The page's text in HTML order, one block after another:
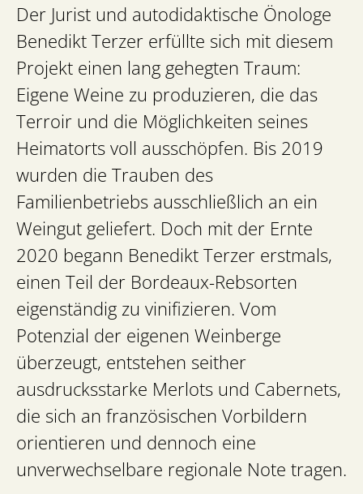
Der Jurist und autodidaktische Önologe
Benedikt Terzer erfüllte sich mit diesem
Projekt einen lang gehegten Traum:
Eigene Weine zu produzieren, die das
Terroir und die Möglichkeiten seines
Heimatorts voll ausschöpfen. Bis 2019
wurden die Trauben des
Familienbetriebs ausschließlich an ein
Weingut geliefert. Doch mit der Ernte
2020 begann Benedikt Terzer erstmals,
einen Teil der Bordeaux-Rebsorten
eigenständig zu vinifizieren. Vom
Potenzial der eigenen Weinberge
überzeugt, entstehen seither
ausdrucksstarke Merlots und Cabernets,
die sich an französischen Vorbildern
orientieren und dennoch eine
unverwechselbare regionale Note tragen.